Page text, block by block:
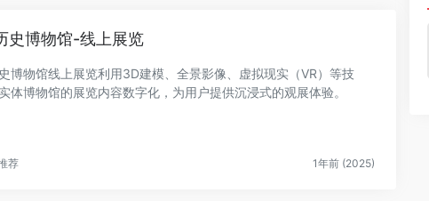
史博物馆-线上展览
博物馆线上展览利用3D建模、全景影像、虚拟现实（VR）等技
体博物馆的展览内容数字化，为用户提供沉浸式的观展体验。
荐 1年前 (2025)